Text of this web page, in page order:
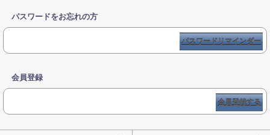
パスワードをお忘れの方
パスワードリマインダー
会員登録
会員登録する